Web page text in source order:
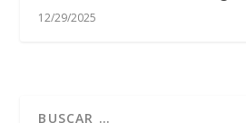
12/29/2025